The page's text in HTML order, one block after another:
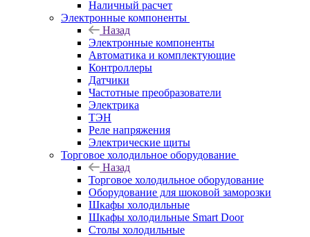
Наличный расчет
Электронные компоненты
Назад
Электронные компоненты
Автоматика и комплектующие
Контроллеры
Датчики
Частотные преобразователи
Электрика
ТЭН
Реле напряжения
Электрические щиты
Торговое холодильное оборудование
Назад
Торговое холодильное оборудование
Оборудование для шоковой заморозки
Шкафы холодильные
Шкафы холодильные Smart Door
Столы холодильные